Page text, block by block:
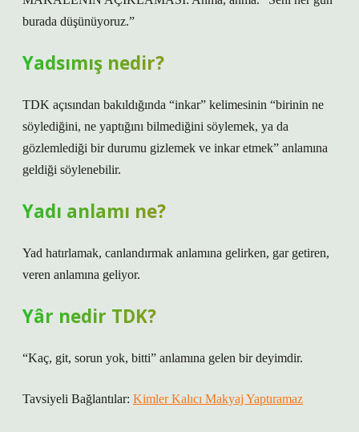
burada düşünüyoruz.”
Yadsımış nedir?
TDK açısından bakıldığında “inkar” kelimesinin “birinin ne
söylediğini, ne yaptığını bilmediğini söylemek, ya da
gözlemlediği bir durumu gizlemek ve inkar etmek” anlamına
geldiği söylenebilir.
Yadı anlamı ne?
Yad hatırlamak, canlandırmak anlamına gelirken, gar getiren,
veren anlamına geliyor.
Yâr nedir TDK?
“Kaç, git, sorun yok, bitti” anlamına gelen bir deyimdir.
Tavsiyeli Bağlantılar: Kimler Kalıcı Makyaj Yaptıramaz